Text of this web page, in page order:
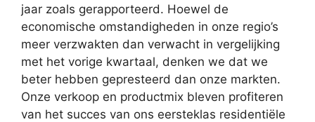
jaar zoals gerapporteerd. Hoewel de
economische omstandigheden in onze regio’s
meer verzwakten dan verwacht in vergelijking
met het vorige kwartaal, denken we dat we
beter hebben gepresteerd dan onze markten.
Onze verkoop en productmix bleven profiteren
van het succes van ons eersteklas residentiële